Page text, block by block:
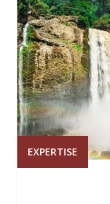
EXPERTISE